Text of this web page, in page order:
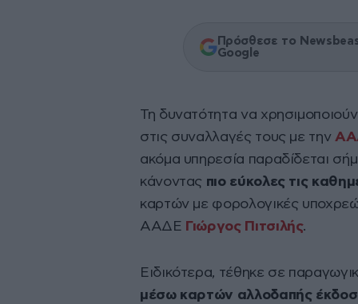
Πρόσθεσε το
Google
Τη δυνατότητα να χρησιμοποιούν
στις συναλλαγές τους με την
ακόμα υπηρεσία παραδίδεται
κάνοντας πιο εύκολες τις
καρτών με φορολογικές
ΑΑΔΕ Γιώργος Πιτσιλής.
Ειδικότερα, τέθηκε σε
μέσω καρτών αλλοδαπής